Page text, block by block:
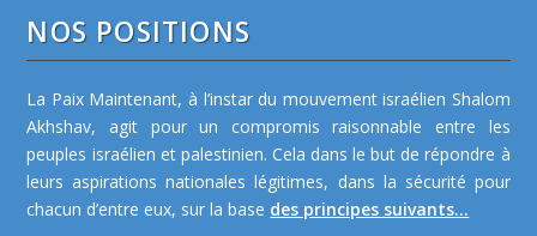
NOS POSITIONS
La Paix Maintenant, à l’instar du mouvement israélien Shalom
Akhshav, agit pour un compromis raisonnable entre les
peuples israélien et palestinien. Cela dans le but de répondre à
leurs aspirations nationales légitimes, dans la sécurité pour
chacun d’entre eux, sur la base des principes suivants...